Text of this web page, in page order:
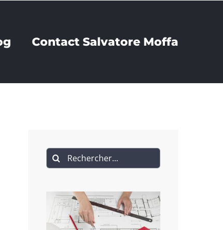
Contact Salvatore Moffa
Recherche
site